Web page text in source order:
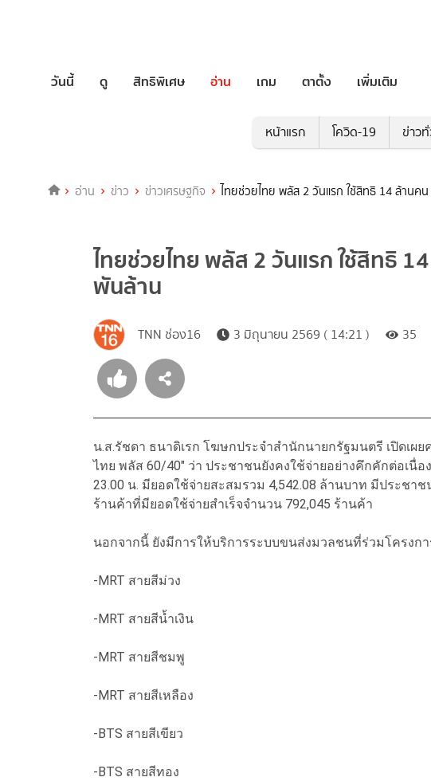
วันนี้ ดู สิทธิพิเศษ อ่าน เกม ตาตั้ง เพิ่มเติม
หน้าแรก โควิด-19 ข่าว
อ่าน ข่าว ข่าวเศรษฐกิจ ไทยช่วยไทย พลัส 2 วันแรก ใช้สิทธิ 14 ล้านค
ไทยช่วยไทย พลัส 2 วันแรก ใช้สิทธิ
พันล้าน
TNN ช่อง16 3 มิถุนายน 2569 ( 14:21 ) 35
น.ส.รัชดา ธนาดิเรก โฆษกประจำสำนักนายกรัฐมนตรี เปิดเผ
ไทย พลัส 60/40" ว่า ประชาชนยังคงใช้จ่ายอย่างคึกคักต่อเนื่
23.00 น. มียอดใช้จ่ายสะสมรวม 4,542.08 ล้านบาท มีประชา
ร้านค้าที่มียอดใช้จ่ายสำเร็จจำนวน 792,045 ร้านค้า
นอกจากนี้ ยังมีการให้บริการระบบขนส่งมวลชนที่ร่วมโครงกา
-MRT สายสีม่วง
-MRT สายสีน้ำเงิน
-MRT สายสีชมพู
-MRT สายสีเหลือง
-BTS สายสีเขียว
-BTS สายสีทอง